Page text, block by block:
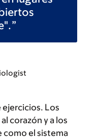
Los
corazón y a los
como el sistema